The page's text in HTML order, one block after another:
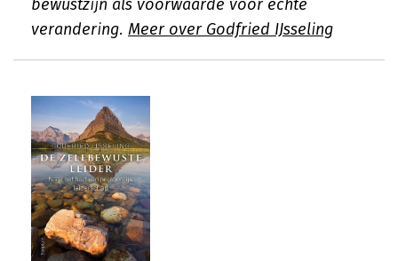
bewustzijn als voorwaarde voor echte
verandering. Meer over Godfried IJsseling